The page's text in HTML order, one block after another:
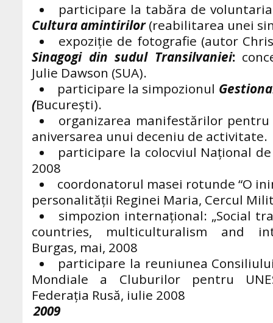
participare la tabăra de
Cultura amintirilor(reabilitarea unei
expoziţie de fotografie (autor
Sinagogi din sudul Transilvaniei:
Julie Dawson (SUA).
participare la simpozionul
(Bucureşti).
organizarea manifestărilor
aniversarea unui deceniu de activitate.
participare la colocviul Național
2008
coordonatorul masei rotunde “O
personalității Reginei Maria, Cercul
simpozion internaţional: „Social
countries, multiculturalism and
Burgas, mai, 2008
participare la reuniunea
Mondiale a Cluburilor pentru
Federația Rusă, iulie 2008
2009